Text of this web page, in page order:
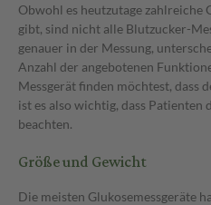
Obwohl es heutzutage zahlreiche
gibt, sind nicht alle Blutzucker-
genauer in der Messung,
Anzahl der angebotenen
Messgerät finden möchtest, dass
ist es also wichtig, dass Patienten
beachten.
Größe und Gewicht
Die meisten Glukosemessgeräte